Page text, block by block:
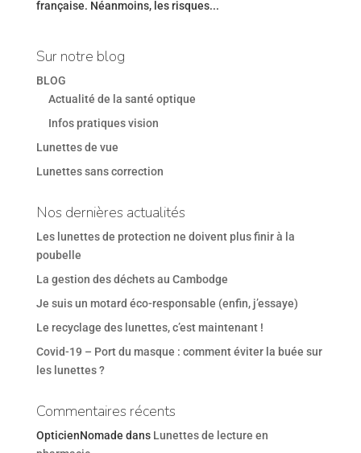
française. Néanmoins, les risques...
Sur notre blog
BLOG
Actualité de la santé optique
Infos pratiques vision
Lunettes de vue
Lunettes sans correction
Nos dernières actualités
Les lunettes de protection ne doivent plus finir à la
poubelle
La gestion des déchets au Cambodge
Je suis un motard éco-responsable (enfin, j’essaye)
Le recyclage des lunettes, c’est maintenant !
Covid-19 – Port du masque : comment éviter la buée sur
les lunettes ?
Commentaires récents
OpticienNomade dans Lunettes de lecture en